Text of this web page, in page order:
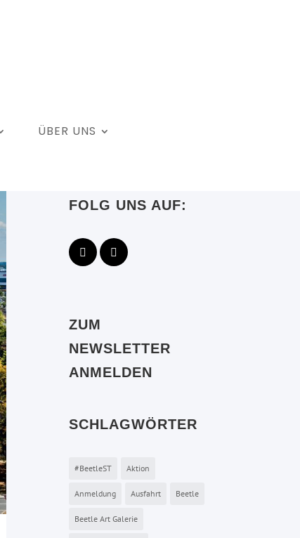
ÜBER UNS
FOLG UNS AUF:
ZUM
NEWSLETTER
ANMELDEN
SCHLAGWÖRTER
#BeetleST Aktion
Anmeldung Ausfahrt Beetle
Beetle Art Galerie